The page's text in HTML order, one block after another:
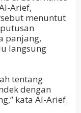
Arief,
menuntut
panjang,
langsung
tentang
dengan
kata Al-Arief.